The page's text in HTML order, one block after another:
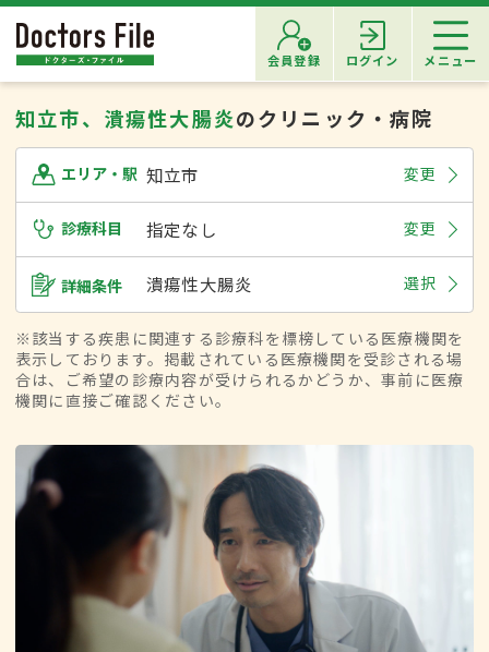
会員登録 ログイン メニュー
知立市、潰瘍性大腸炎のクリニック・病院
エリア・駅 知立市 変更
診療科目 指定なし 変更
詳細条件 潰瘍性大腸炎 選択
※該当する疾患に関連する診療科を標榜している医療機関を
表示しております。掲載されている医療機関を受診される場
合は、ご希望の診療内容が受けられるかどうか、事前に医療
機関に直接ご確認ください。